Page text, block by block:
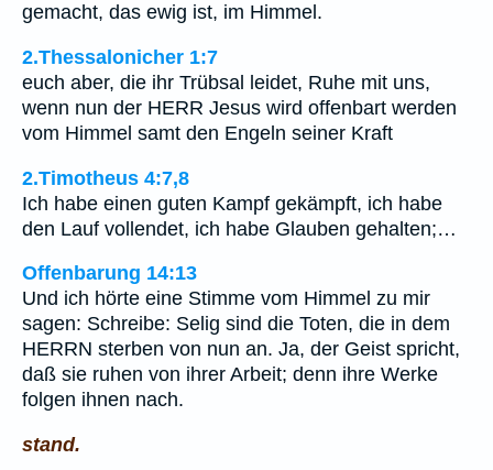
gemacht, das ewig ist, im Himmel.
2.Thessalonicher 1:7
euch aber, die ihr Trübsal leidet, Ruhe mit uns,
wenn nun der HERR Jesus wird offenbart werden
vom Himmel samt den Engeln seiner Kraft
2.Timotheus 4:7,8
Ich habe einen guten Kampf gekämpft, ich habe
den Lauf vollendet, ich habe Glauben gehalten;…
Offenbarung 14:13
Und ich hörte eine Stimme vom Himmel zu mir
sagen: Schreibe: Selig sind die Toten, die in dem
HERRN sterben von nun an. Ja, der Geist spricht,
daß sie ruhen von ihrer Arbeit; denn ihre Werke
folgen ihnen nach.
stand.